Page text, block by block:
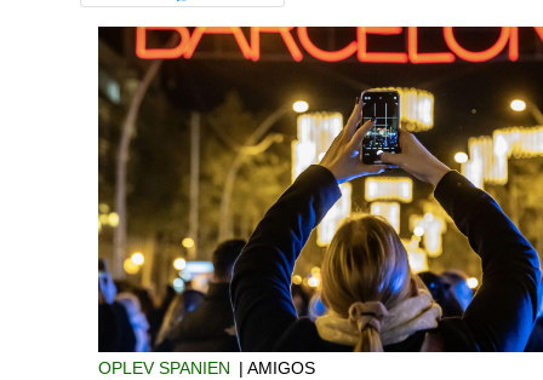
OPLEV SPANIEN | AMIGOS